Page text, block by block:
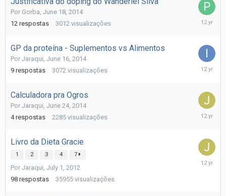
Por Gorba June 18, 2014
12 respostas 3012 visualizações
July
GP da proteína - Suplementos vs Alimentos
Por Jaraqui June 16, 2014
9 respostas 3072 visualizações
July
Calculadora pra Ogros
Por Jaraqui June 24, 2014
4 respostas 2285 visualizações
June
Livro da Dieta Gracie
1 2 3 4 7
Por Jaraqui July 1, 2012
98 respostas 35955 visualizações
June